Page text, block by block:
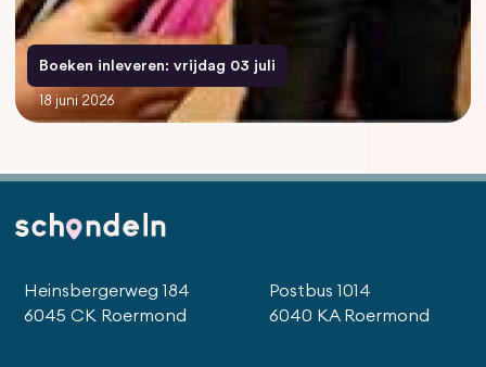
Boeken inleveren: vrijdag 03 juli
18 juni 2026
Heinsbergerweg 184
6045 CK Roermond
Postbus 1014
6040 KA Roermond